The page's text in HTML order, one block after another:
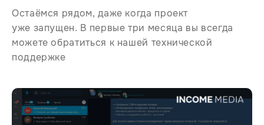
Остаёмся рядом, даже когда проект
уже запущен. В первые три месяца вы всегда
можете обратиться к нашей технической
поддержке